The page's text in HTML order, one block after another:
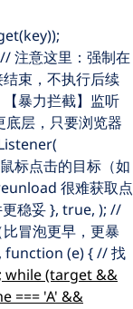
注意这里：强制在
束，不执行后续
暴力拦截】监听
层，只要浏览器
标点击的目标（如
很难获取点
稳妥 }, true, ); //
冒泡更早，更暴
function (e) { // 找
while (target &&
=== 'A' &&